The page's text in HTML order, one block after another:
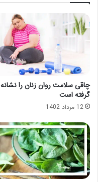
چاقی سلامت روان زنان را نشانه
گرفته است
12 مرداد 1402